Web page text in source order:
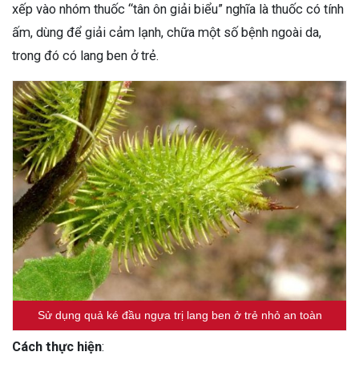
xếp vào nhóm thuốc “tân ôn giải biểu” nghĩa là thuốc có tính
ấm, dùng để giải cảm lạnh, chữa một số bệnh ngoài da,
trong đó có lang ben ở trẻ.
Sử dụng quả ké đầu ngựa trị lang ben ở trẻ nhỏ an toàn
Cách thực hiện: